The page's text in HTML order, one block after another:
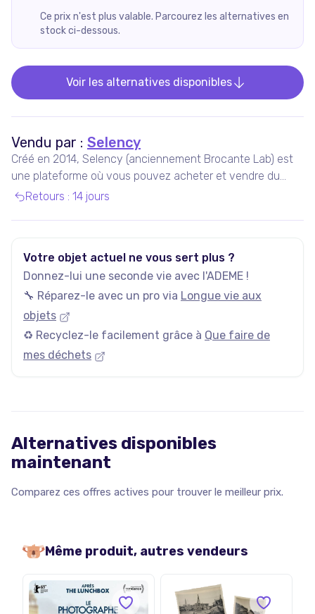
Ce prix n'est plus valable. Parcourez les alternatives en
stock ci-dessous.
Voir les alternatives disponibles
Vendu par : Selency
Créé en 2014, Selency (anciennement Brocante Lab) est
une plateforme où vous pouvez acheter et vendre du
mobilier et des décorations uniques de seconde main,
Retours : 14 jours
Votre objet actuel ne vous sert plus ?
Donnez-lui une seconde vie avec l'ADEME !
🔧 Réparez-le avec un pro via Longue vie aux
objets
♻️ Recyclez-le facilement grâce à Que faire de
mes déchets
Alternatives disponibles
maintenant
Comparez ces offres actives pour trouver le meilleur prix.
Même produit, autres vendeurs